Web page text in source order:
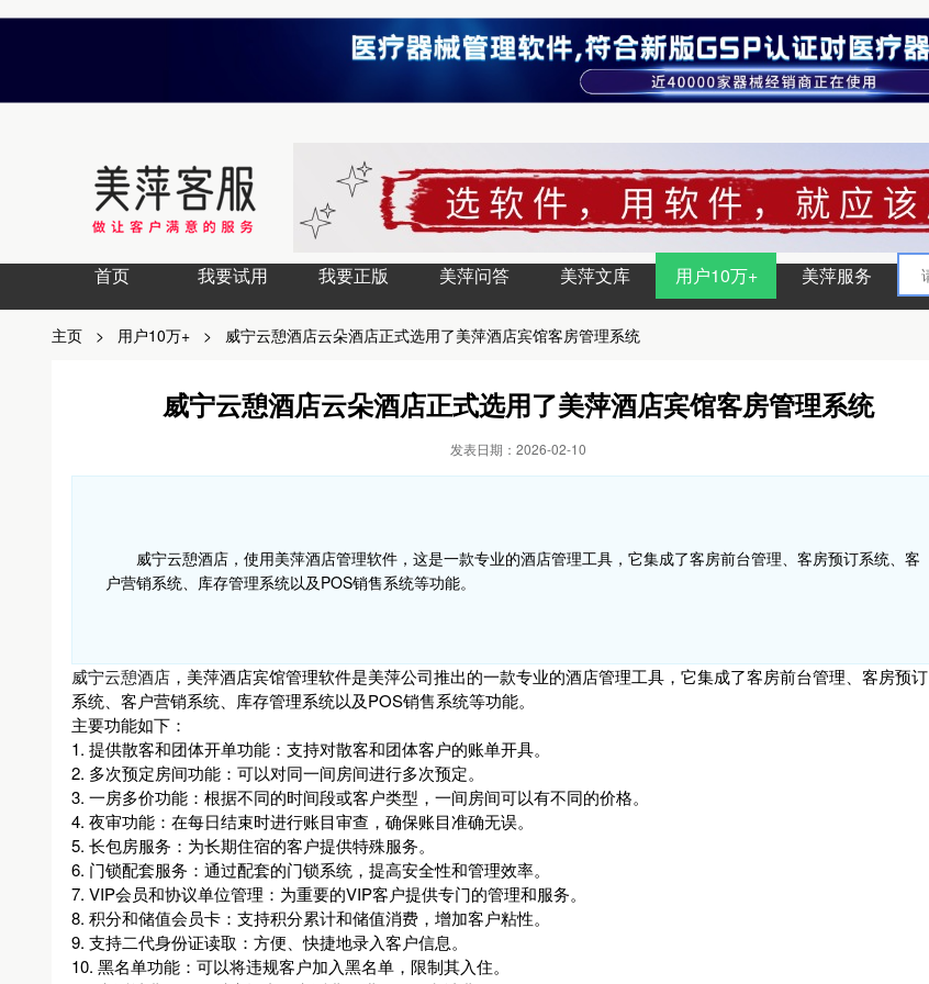
首页 我要试用 我要正版 美萍问答 美萍文库 用户10万+ 美萍服务
主页 > 用户10万+ > 威宁云憩酒店云朵酒店正式选用了美萍酒店宾馆客房管理系统
威宁云憩酒店云朵酒店正式选用了美萍酒店宾馆客房管理系统
发表日期：2026-02-10
威宁云憩酒店，使用美萍酒店管理软件，这是一款专业的酒店管理工具，它集成了客房前台管理、客房预订系统、客
户营销系统、库存管理系统以及POS销售系统等功能。
威宁云憩酒店 ，美萍酒店宾馆管理软件是美萍公司推出的一款专业的酒店管理工具，它集成了客房前台管理、客房预订
系统、客户营销系统、库存管理系统以及POS销售系统等功能。
主要功能如下：
1. 提供散客和团体开单功能：支持对散客和团体客户的账单开具。
2. 多次预定房间功能：可以对同一间房间进行多次预定。
3. 一房多价功能：根据不同的时间段或客户类型，一间房间可以有不同的价格。
4. 夜审功能：在每日结束时进行账目审查，确保账目准确无误。
5. 长包房服务：为长期住宿的客户提供特殊服务。
6. 门锁配套服务：通过配套的门锁系统，提高安全性和管理效率。
7. VIP会员和协议单位管理：为重要的VIP客户提供专门的管理和服务。
8. 积分和储值会员卡：支持积分累计和储值消费，增加客户粘性。
9. 支持二代身份证读取：方便、快捷地录入客户信息。
10. 黑名单功能：可以将违规客户加入黑名单，限制其入住。